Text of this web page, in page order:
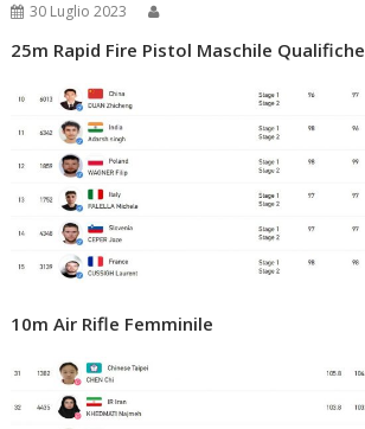
30 Luglio 2023
25m Rapid Fire Pistol Maschile Qualifiche
10m Air Rifle Femminile